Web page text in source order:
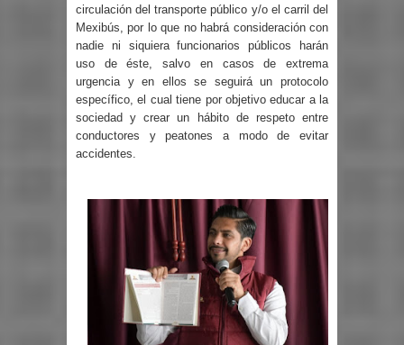
circulación del transporte público y/o el carril del
Mexibús, por lo que no habrá consideración con
nadie ni siquiera funcionarios públicos harán
uso de éste, salvo en casos de extrema
urgencia y en ellos se seguirá un protocolo
específico, el cual tiene por objetivo educar a la
sociedad y crear un hábito de respeto entre
conductores y peatones a modo de evitar
accidentes.